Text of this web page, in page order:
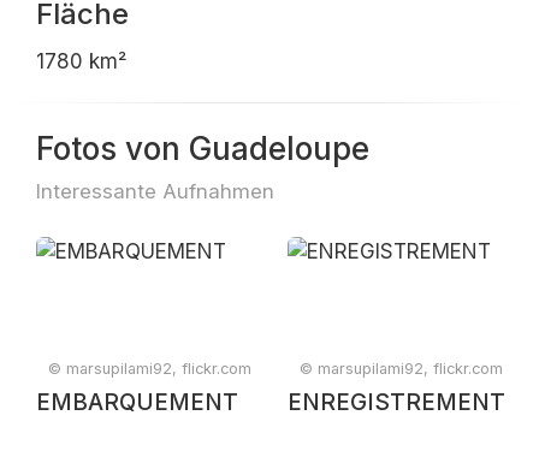
Fläche
1780 km²
Fotos von Guadeloupe
Interessante Aufnahmen
© marsupilami92, flickr.com
EMBARQUEMENT
© marsupilami92, flickr.com
ENREGISTREMENT